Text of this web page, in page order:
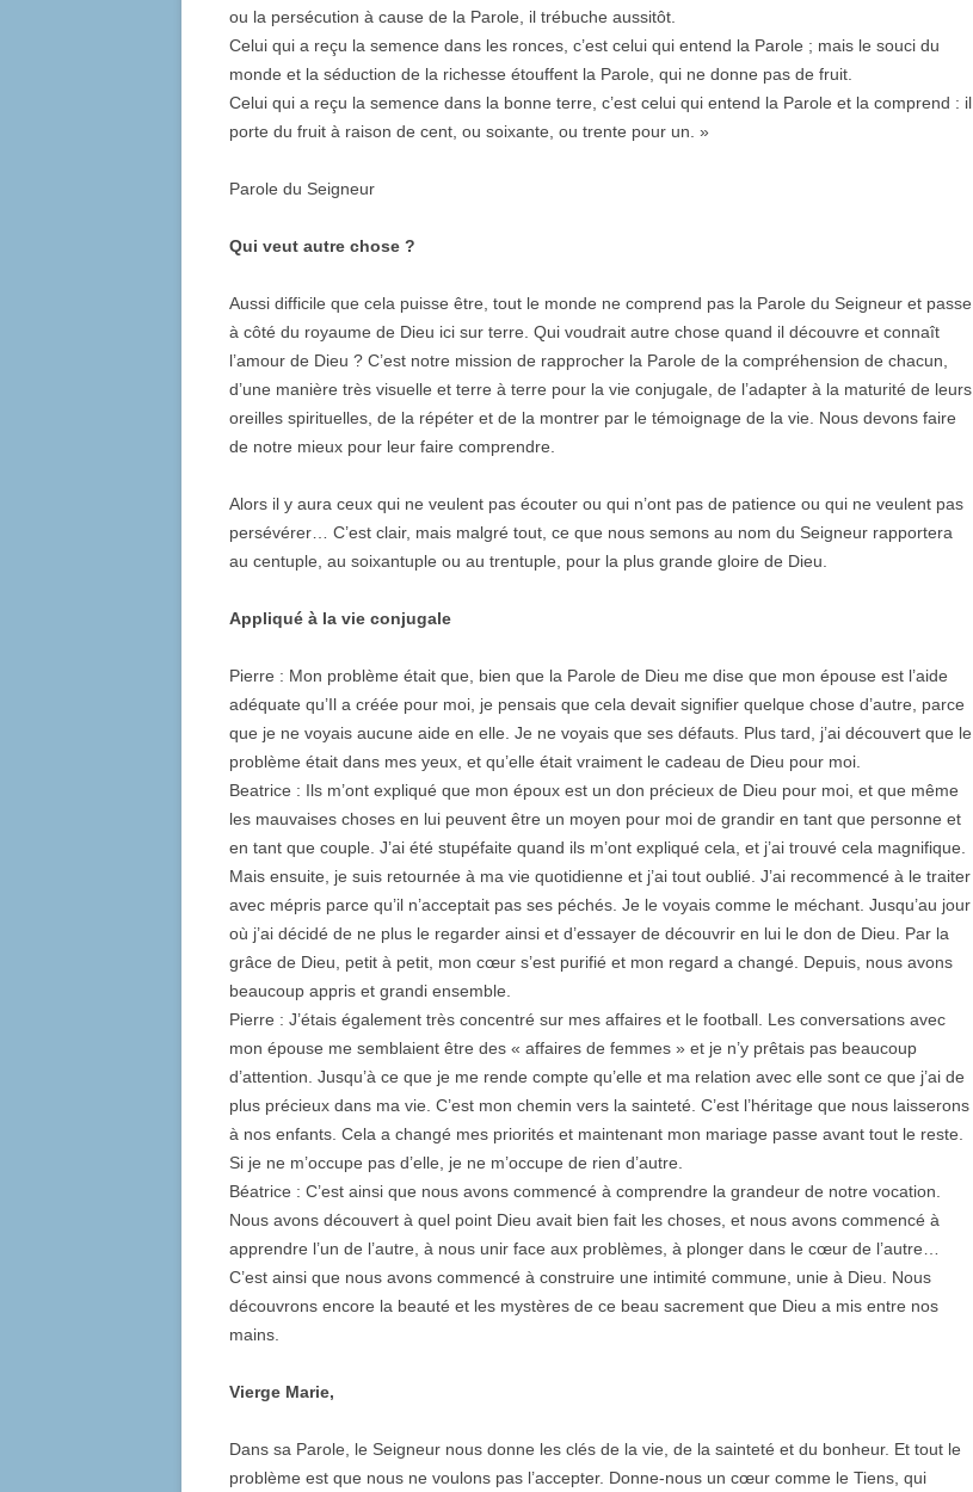
ou la persécution à cause de la Parole, il trébuche aussitôt.
Celui qui a reçu la semence dans les ronces, c’est celui qui entend la Parole ; mais le souci du
monde et la séduction de la richesse étouffent la Parole, qui ne donne pas de fruit.
Celui qui a reçu la semence dans la bonne terre, c’est celui qui entend la Parole et la comprend : il
porte du fruit à raison de cent, ou soixante, ou trente pour un. »
Parole du Seigneur
Qui veut autre chose ?
Aussi difficile que cela puisse être, tout le monde ne comprend pas la Parole du Seigneur et passe
à côté du royaume de Dieu ici sur terre. Qui voudrait autre chose quand il découvre et connaît
l’amour de Dieu ? C’est notre mission de rapprocher la Parole de la compréhension de chacun,
d’une manière très visuelle et terre à terre pour la vie conjugale, de l’adapter à la maturité de leurs
oreilles spirituelles, de la répéter et de la montrer par le témoignage de la vie. Nous devons faire
de notre mieux pour leur faire comprendre.
Alors il y aura ceux qui ne veulent pas écouter ou qui n’ont pas de patience ou qui ne veulent pas
persévérer… C’est clair, mais malgré tout, ce que nous semons au nom du Seigneur rapportera
au centuple, au soixantuple ou au trentuple, pour la plus grande gloire de Dieu.
Appliqué à la vie conjugale
Pierre : Mon problème était que, bien que la Parole de Dieu me dise que mon épouse est l’aide
adéquate qu’Il a créée pour moi, je pensais que cela devait signifier quelque chose d’autre, parce
que je ne voyais aucune aide en elle. Je ne voyais que ses défauts. Plus tard, j’ai découvert que le
problème était dans mes yeux, et qu’elle était vraiment le cadeau de Dieu pour moi.
Beatrice : Ils m’ont expliqué que mon époux est un don précieux de Dieu pour moi, et que même
les mauvaises choses en lui peuvent être un moyen pour moi de grandir en tant que personne et
en tant que couple. J’ai été stupéfaite quand ils m’ont expliqué cela, et j’ai trouvé cela magnifique.
Mais ensuite, je suis retournée à ma vie quotidienne et j’ai tout oublié. J’ai recommencé à le traiter
avec mépris parce qu’il n’acceptait pas ses péchés. Je le voyais comme le méchant. Jusqu’au jour
où j’ai décidé de ne plus le regarder ainsi et d’essayer de découvrir en lui le don de Dieu. Par la
grâce de Dieu, petit à petit, mon cœur s’est purifié et mon regard a changé. Depuis, nous avons
beaucoup appris et grandi ensemble.
Pierre : J’étais également très concentré sur mes affaires et le football. Les conversations avec
mon épouse me semblaient être des « affaires de femmes » et je n’y prêtais pas beaucoup
d’attention. Jusqu’à ce que je me rende compte qu’elle et ma relation avec elle sont ce que j’ai de
plus précieux dans ma vie. C’est mon chemin vers la sainteté. C’est l’héritage que nous laisserons
à nos enfants. Cela a changé mes priorités et maintenant mon mariage passe avant tout le reste.
Si je ne m’occupe pas d’elle, je ne m’occupe de rien d’autre.
Béatrice : C’est ainsi que nous avons commencé à comprendre la grandeur de notre vocation.
Nous avons découvert à quel point Dieu avait bien fait les choses, et nous avons commencé à
apprendre l’un de l’autre, à nous unir face aux problèmes, à plonger dans le cœur de l’autre…
C’est ainsi que nous avons commencé à construire une intimité commune, unie à Dieu. Nous
découvrons encore la beauté et les mystères de ce beau sacrement que Dieu a mis entre nos
mains.
Vierge Marie,
Dans sa Parole, le Seigneur nous donne les clés de la vie, de la sainteté et du bonheur. Et tout le
problème est que nous ne voulons pas l’accepter. Donne-nous un cœur comme le Tiens, qui